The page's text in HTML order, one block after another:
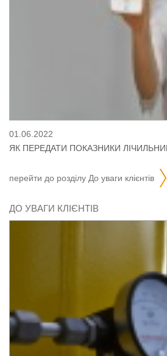
01.06.2022
ЯК ПЕРЕДАТИ ПОКАЗНИКИ
перейти до розділу до уваги клієнтів
ДО УВАГИ КЛІЄНТІВ